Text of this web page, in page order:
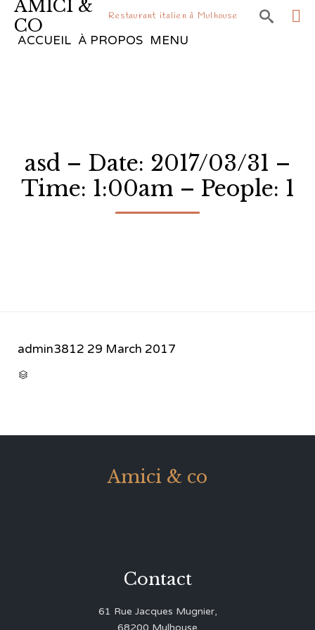
AMICI &
CO
Restaurant italien à Mulhouse 
ACCUEIL À PROPOS MENU
asd – Date: 2017/03/31 –
Time: 1:00am – People: 1
admin3812 29 March 2017

Amici & co
Contact
61 Rue Jacques Mugnier,